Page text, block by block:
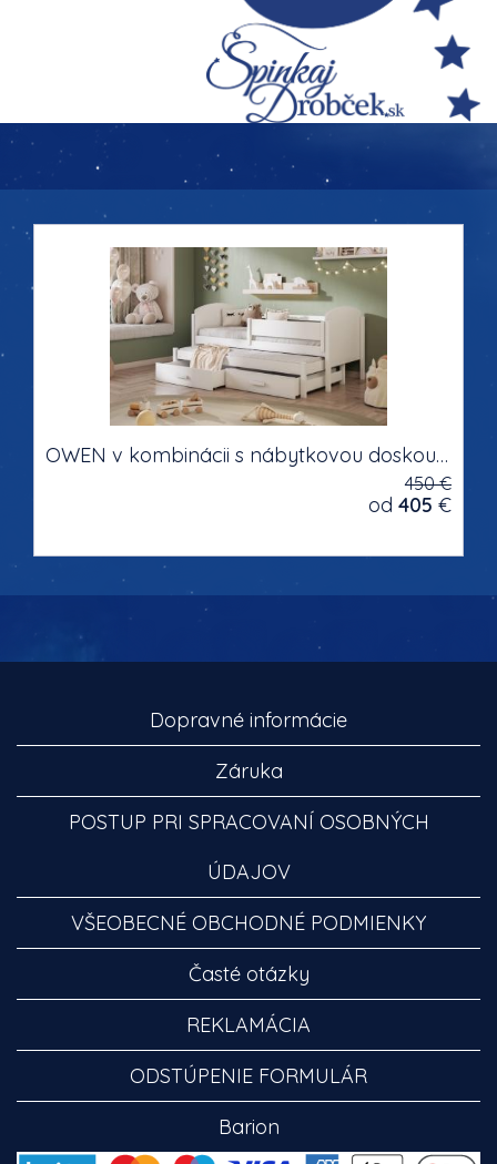
OWEN v kombinácii s nábytkovou doskou masívne drevo dvojlôžková detská posteľ s výsuvným lôžkom s úložným priestorom na posteľnú bielizeň
450 €
od 405 €
Dopravné informácie
Záruka
POSTUP PRI SPRACOVANÍ OSOBNÝCH
ÚDAJOV
VŠEOBECNÉ OBCHODNÉ PODMIENKY
Časté otázky
REKLAMÁCIA
ODSTÚPENIE FORMULÁR
Barion